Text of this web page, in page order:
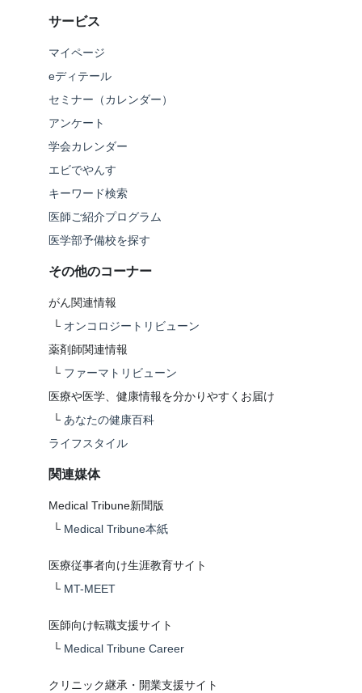
サービス
マイページ
eディテール
セミナー（カレンダー）
アンケート
学会カレンダー
エビでやんす
キーワード検索
医師ご紹介プログラム
医学部予備校を探す
その他のコーナー
がん関連情報
└ オンコロジートリビューン
薬剤師関連情報
└ ファーマトリビューン
医療や医学、健康情報を分かりやすくお届け
└ あなたの健康百科
ライフスタイル
関連媒体
Medical Tribune新聞版
└ Medical Tribune本紙
医療従事者向け生涯教育サイト
└ MT-MEET
医師向け転職支援サイト
└ Medical Tribune Career
クリニック継承・開業支援サイト